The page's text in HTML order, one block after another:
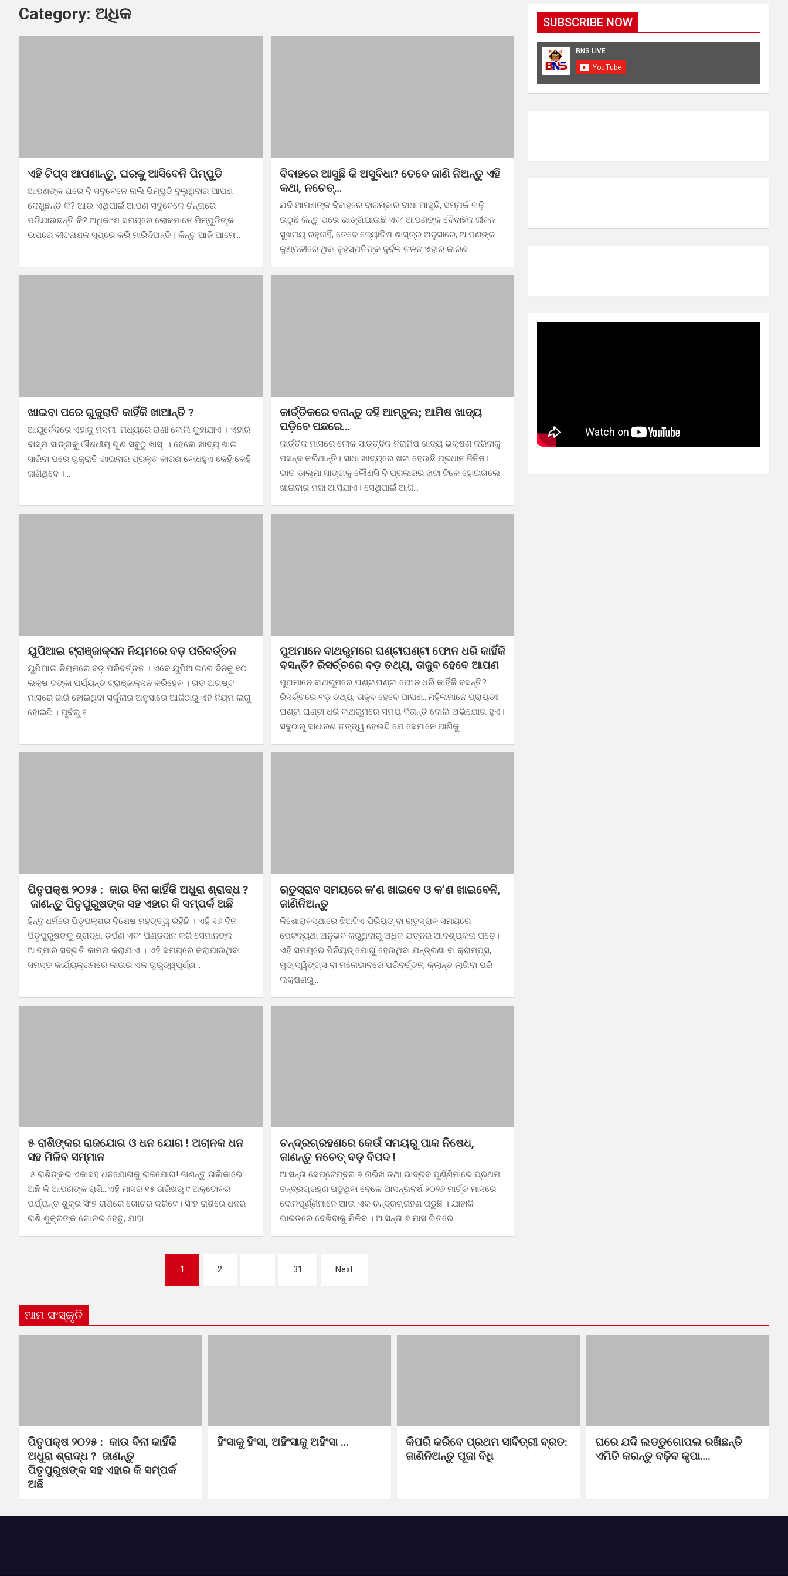
Category: ଅଧିକ
ଏହି ଟିପ୍ସ ଆପଣାନ୍ତୁ, ଘରକୁ ଆସିବେନି ପିମ୍ପୁଡି
ଆପଣଙ୍କ ଘରେ ବି ସବୁବେଳେ ନାଲି ପିମ୍ପୁଡି ବୁଲୁଥିବାର ଆପଣ
ଦେଖୁଛନ୍ତି କି? ଆଉ ଏଥିପାଇଁ ଆପଣ ସବୁବେଳେ ଚିନ୍ତାରେ
ପଡିଯାଉଛନ୍ତି କି? ଅଧିକାଂଶ ସମୟରେ ଲୋକମାନେ ପିମ୍ପୁଡିଙ୍କ
ଉପରେ କୀଟନାଶକ ସ୍ପ୍ରେ କରି ମାରିଦିଅନ୍ତି | କିନ୍ତୁ ଆଜି ଆମେ…
ବିବାହରେ ଆସୁଛି କି ଅସୁବିଧା? ତେବେ ଜାଣି ନିଅନ୍ତୁ ଏହି
କଥା, ନଚେତ୍…
ଯଦି ଆପଣଙ୍କ ବିବାହରେ ବାରମ୍ବାର ବାଧା ଆସୁଛି, ସମ୍ପର୍କ ଗଢ଼ି
ଉଠୁଛି କିନ୍ତୁ ପରେ ଭାଙ୍ଗିଯାଉଛି ଏବଂ ଆପଣଙ୍କ ବୈବାହିକ ଜୀବନ
ସୁଖମୟ ରହୁନାହିଁ, ତେବେ ଜ୍ୟୋତିଷ ଶାସ୍ତ୍ର ଅନୁସାରେ, ଆପଣଙ୍କ
କୁଣ୍ଡଳୀରେ ଥିବା ବୃହସ୍ପତିଙ୍କ ଦୁର୍ବଳ ଚଳନ ଏହାର କାରଣ…
ଖାଇବା ପରେ ଗୁଜୁରାତି କାହିଁକି ଖାଆନ୍ତି ?
ଆୟୁର୍ବେଦରେ ଏହାକୁ ମସଲା ମଧ୍ୟରେ ରାଣୀ ବୋଲି କୁହାଯାଏ । ଏହାର
ବାସ୍ନା ସାଙ୍ଗକୁ ଔଷଧୀୟ ଗୁଣ ସବୁଠୁ ଖାସ୍ । ହେଲେ ଖାଦ୍ୟ ଖାଇ
ସାରିବା ପରେ ଗୁଜୁରାତି ଖାଇବାର ପ୍ରକୃତ କାରଣ ବୋଧହୁଏ କେହି କେହି
ଜାଣିଥିବେ ।…
କାର୍ତ୍ତିକରେ ବନାନ୍ତୁ ଦହି ଆମ୍ବୁଲ; ଆମିଷ ଖାଦ୍ୟ
ପଡ଼ିବେ ପଛରେ…
କାର୍ତ୍ତିକ ମାସରେ ଲୋକ ସାତ୍ତ୍ବିକ ନିରାମିଷ ଖାଦ୍ୟ ଭକ୍ଷଣ କରିବାକୁ
ପସନ୍ଦ କରିଥାନ୍ତି। ସାଧା ଖାଦ୍ୟରେ ଖଟା ହେଉଛି ପ୍ରଧାନ ଜିନିଷ।
ଭାତ ଡାଲ୍‌ମା ସାଙ୍ଗକୁ କୌଣସି ବି ପ୍ରକାରର ଖଟା ଟିକେ ହୋଇଗଲେ
ଖାଇବାର ମଜା ଆସିଯାଏ। ସେଥିପାଇଁ ଆଜି…
ୟୁପିଆଇ ଟ୍ରାଞ୍ଜାକ୍ସନ ନିୟମରେ ବଡ଼ ପରିବର୍ତ୍ତନ
ୟୁପିଆଇ ନିୟମରେ ବଡ଼ ପରିବର୍ତ୍ତନ । ଏବେ ୟୁପିଆଇରେ ଦିନକୁ ୧୦
ଲକ୍ଷ ଟଙ୍କା ପର୍ଯ୍ୟନ୍ତ ଟ୍ରାଞ୍ଜାକ୍ସନ କରିହେବ । ଗତ ଅଗଷ୍ଟ
ମାସରେ ଜାରି ହୋଇଥିବା ସର୍କୁଲାର ଅନୁସାରେ ଆଜିଠାରୁ ଏହି ନିୟମ ଲାଗୁ
ହୋଇଛି । ପୂର୍ବରୁ ୧…
ପୁଅମାନେ ବାଥରୁମରେ ଘଣ୍ଟାଘଣ୍ଟା ଫୋନ ଧରି କାହିଁକି
ବସନ୍ତି? ରିସର୍ଚ୍ଚରେ ବଡ଼ ତଥ୍ୟ, ତାଜୁବ ହେବେ ଆପଣ
ପୁଅମାନେ ବାଥରୁମରେ ଘଣ୍ଟାଘଣ୍ଟା ଫୋନ ଧରି କାହିଁକି ବସନ୍ତି?
ରିସର୍ଚ୍ଚରେ ବଡ଼ ତଥ୍ୟ, ତାଜୁବ ହେବେ ଆପଣ…ମହିଳାମାନେ ପ୍ରାୟତଃ
ଘଣ୍ଟା ଘଣ୍ଟା ଧରି ବାଥରୁମରେ ସମୟ ବିତାନ୍ତି ବୋଲି ଅଭିଯୋଗ ହୁଏ।
ସବୁଠାରୁ ସାଧାରଣ ତତ୍ତ୍ୱ ହେଉଛି ଯେ ସେମାନେ ପାଣିକୁ…
ପିତୃପକ୍ଷ ୨୦୨୫ : କାଉ ବିନା କାହିଁକି ଅଧୁରା ଶ୍ରାଦ୍ଧ ?
ଜାଣନ୍ତୁ ପିତୃପୁରୁଷଙ୍କ ସହ ଏହାର କି ସମ୍ପର୍କ ଅଛି
ହିନ୍ଦୁ ଧର୍ମରେ ପିତୃପକ୍ଷର ବିଶେଷ ମହତ୍ତ୍ୱ ରହିଛି । ଏହି ୧୬ ଦିନ
ପିତୃପୁରୁଷଙ୍କୁ ଶ୍ରାଦ୍ଧ, ତର୍ପଣ ଏବଂ ପିଣ୍ଡଦାନ କରି ସେମାନଙ୍କ
ଆତ୍ମାର ସଦ୍‌ଗତି କାମନା କରାଯାଏ । ଏହି ସମୟରେ କରାଯାଉଥିବା
ସମସ୍ତ କାର୍ଯ୍ୟକ୍ରମରେ କାଉର ଏକ ଗୁରୁତ୍ୱପୂର୍ଣ୍ଣ…
ଋତୁସ୍ରାବ ସମୟରେ କ’ଣ ଖାଇବେ ଓ କ’ଣ ଖାଇବେନି,
ଜାଣିନିଅନ୍ତୁ
କିଶୋରାବସ୍ଥାରେ ଝିଅଟିଏ ପିରିୟଡ୍ ବା ଋତୁସ୍ରାବ ସମୟରେ
ପେଟବ୍ୟଥା ଅନୁଭବ କରୁଥିବାରୁ ଅଧିକ ଯତ୍ନର ଆବଶ୍ୟକତା ପଡ଼େ।
ଏହି ସମୟରେ ପିରିୟଡ୍ ଯୋଗୁଁ ହେଉଥିବା ଯନ୍ତ୍ରଣା ବା କ୍ରାମ୍ପ୍ସ,
ମୁଡ୍ ସ୍ୱିଙ୍ଗ୍ସ ବା ମନୋଭାବରେ ପରିବର୍ତ୍ତନ, କ୍ଲାନ୍ତ ଲାଗିବା ପରି
ଲକ୍ଷଣରୁ…
୫ ରାଶିଙ୍କର ରାଜଯୋଗ ଓ ଧନ ଯୋଗ ! ଅଚାନକ ଧନ
ସହ ମିଳିବ ସମ୍ମାନ
୫ ରାଶିଙ୍କର ଏକାସହ ଧନଯୋଗକୁ ରାଜଯୋଗ! ଜାଣନ୍ତୁ ତାଲିକାରେ
ଅଛି କି ଆପଣଙ୍କ ରାଶି…ଏହି ମାସର ୧୫ ତାରିଖରୁ ୯ ଅକ୍ଟୋବର
ପର୍ଯ୍ୟନ୍ତ ଶୁକ୍ର ସିଂହ ରାଶିରେ ଗୋଚର କରିବେ। ସିଂହ ରାଶିରେ ଧନର
ରାଶି ଶୁକ୍ରଙ୍କ ଗୋଚର ହେତୁ, ଯାହା…
ଚନ୍ଦ୍ରଗ୍ରହଣରେ କେଉଁ ସମୟରୁ ପାକ ନିଷେଧ,
ଜାଣନ୍ତୁ ନଚେତ୍ ବଡ଼ ବିପଦ !
ଆସନ୍ତା ସେପ୍ଟେମ୍ବର ୭ ତାରିଖ ତଥା ଭାଦ୍ରବ ପୂର୍ଣ୍ଣିମାରେ ପ୍ରଥମ
ଚନ୍ଦ୍ରଗ୍ରହଣ ପଡୁଥିବା ବେଳେ ଆସନ୍ତାବର୍ଷ ୨୦୨୬ ମାର୍ଚ୍ଚ ମାସରେ
ଦୋଳପୂର୍ଣ୍ଣିମାନେ ଆଉ ଏକ ଚନ୍ଦ୍ରଗ୍ରହଣ ପଡୁଛି । ଯାହାକି
ଭାରତରେ ଦେଖିବାକୁ ମିଳିବ । ଆସନ୍ତା ୬ ମାସ ଭିତରେ…
1 2 31 Next
SUBSCRIBE NOW
ଆମ ସଂସ୍କୃତି
ପିତୃପକ୍ଷ ୨୦୨୫ : କାଉ ବିନା କାହିଁକି
ଅଧୁରା ଶ୍ରାଦ୍ଧ ? ଜାଣନ୍ତୁ
ପିତୃପୁରୁଷଙ୍କ ସହ ଏହାର କି ସମ୍ପର୍କ
ଅଛି
ହିଂସାକୁ ହିଂସା, ଅହିଂସାକୁ ଅହିଂସା …
କିପରି କରିବେ ପ୍ରଥମ ସାବିତ୍ରୀ ବ୍ରତ:
ଜାଣିନିଅନ୍ତୁ ପୂଜା ବିଧି
ଘରେ ଯଦି ଲଡ୍ଡୁଗୋପଲ ରଖିଛନ୍ତି
ଏମିତି କରନ୍ତୁ ବଢ଼ିବ କୃପା….